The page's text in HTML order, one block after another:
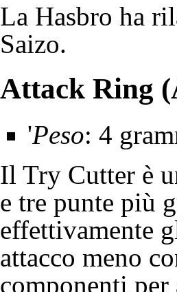
La Hasbro ha
Saizo.
Attack Ring
'Peso: 4
Il Try Cutter è
e tre punte più
effettivamente
attacco meno
componenti